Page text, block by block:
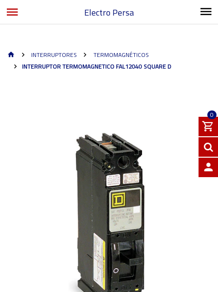
Electro Persa
0
INTERRUPTORES
TERMOMAGNÉTICOS
INTERRUPTOR TERMOMAGNETICO FAL12040 SQUARE D